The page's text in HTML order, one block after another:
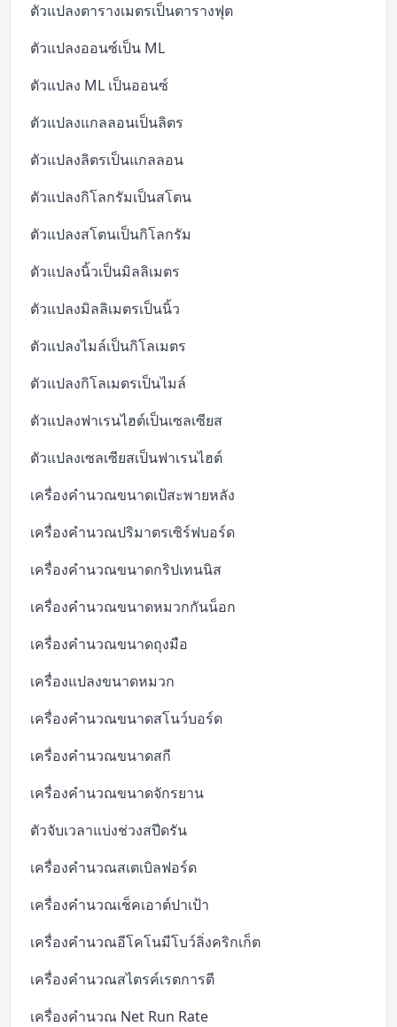
ตัวแปลงตารางเมตรเป็นตารางฟุต
ตัวแปลงออนซ์เป็น ML
ตัวแปลง ML เป็นออนซ์
ตัวแปลงแกลลอนเป็นลิตร
ตัวแปลงลิตรเป็นแกลลอน
ตัวแปลงกิโลกรัมเป็นสโตน
ตัวแปลงสโตนเป็นกิโลกรัม
ตัวแปลงนิ้วเป็นมิลลิเมตร
ตัวแปลงมิลลิเมตรเป็นนิ้ว
ตัวแปลงไมล์เป็นกิโลเมตร
ตัวแปลงกิโลเมตรเป็นไมล์
ตัวแปลงฟาเรนไฮต์เป็นเซลเซียส
ตัวแปลงเซลเซียสเป็นฟาเรนไฮต์
เครื่องคำนวณขนาดเป้สะพายหลัง
เครื่องคำนวณปริมาตรเซิร์ฟบอร์ด
เครื่องคำนวณขนาดกริปเทนนิส
เครื่องคำนวณขนาดหมวกกันน็อก
เครื่องคำนวณขนาดถุงมือ
เครื่องแปลงขนาดหมวก
เครื่องคำนวณขนาดสโนว์บอร์ด
เครื่องคำนวณขนาดสกี
เครื่องคำนวณขนาดจักรยาน
ตัวจับเวลาแบ่งช่วงสปีดรัน
เครื่องคำนวณสเตเบิลฟอร์ด
เครื่องคำนวณเช็คเอาต์ปาเป้า
เครื่องคำนวณอีโคโนมีโบว์ลิ่งคริกเก็ต
เครื่องคำนวณสไตรค์เรตการตี
เครื่องคำนวณ Net Run Rate